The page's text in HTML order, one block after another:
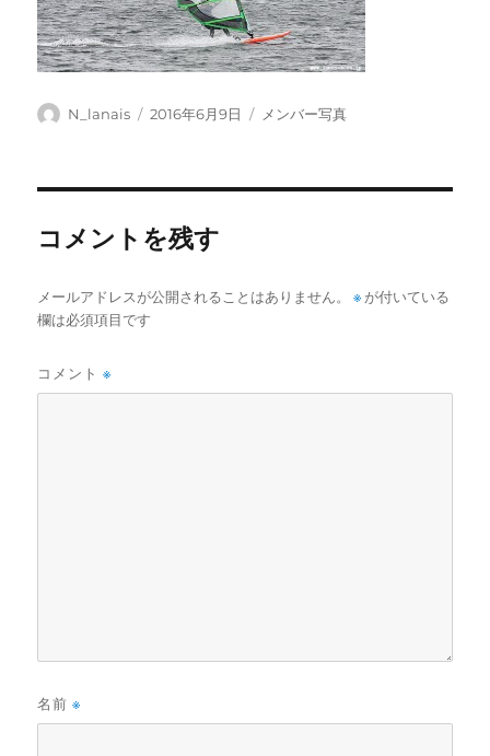
投
N_lanais
投
2016年6月9日
カ
メンバー写真
コメントを残す
メールアドレスが公開されることはありません。 ※ が付いている
欄は必須項目です
コメント※
名前※